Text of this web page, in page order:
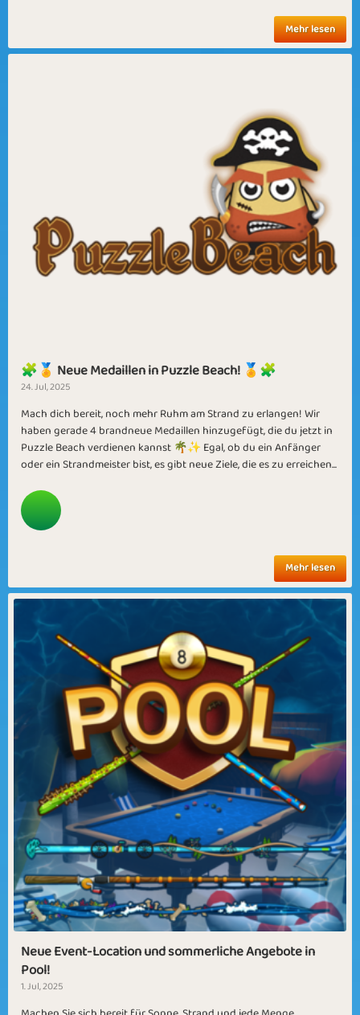
Mehr lesen
🧩🏅 Neue Medaillen in Puzzle Beach! 🏅🧩
24. Jul, 2025
Mach dich bereit, noch mehr Ruhm am Strand zu erlangen! Wir
haben gerade 4 brandneue Medaillen hinzugefügt, die du jetzt in
Puzzle Beach verdienen kannst 🌴✨ Egal, ob du ein Anfänger
oder ein Strandmeister bist, es gibt neue Ziele, die es zu erreichen...
Mehr lesen
Neue Event-Location und sommerliche Angebote in
Pool!
1. Jul, 2025